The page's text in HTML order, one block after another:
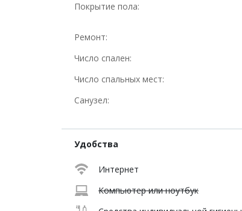
Покрытие пола:
Ремонт:
Число спален:
Число спальных мест:
Санузел:
Удобства
Интернет
Компьютер или ноутбук